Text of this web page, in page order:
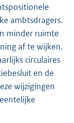
ambtsdragers.
minder ruimte
af te wijken.
circulaires
en de
wijzigingen